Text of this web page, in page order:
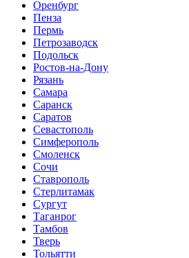
Оренбург
Пенза
Пермь
Петрозаводск
Подольск
Ростов-на-Дону
Рязань
Самара
Саранск
Саратов
Севастополь
Симферополь
Смоленск
Сочи
Ставрополь
Стерлитамак
Сургут
Таганрог
Тамбов
Тверь
Тольятти